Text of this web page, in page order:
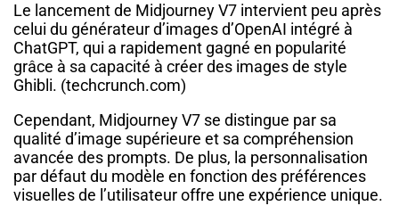
Le lancement de Midjourney V7 intervient peu après
celui du générateur d’images d’OpenAI intégré à
ChatGPT, qui a rapidement gagné en popularité
grâce à sa capacité à créer des images de style
Ghibli. (techcrunch.com)
Cependant, Midjourney V7 se distingue par sa
qualité d’image supérieure et sa compréhension
avancée des prompts. De plus, la personnalisation
par défaut du modèle en fonction des préférences
visuelles de l’utilisateur offre une expérience unique.